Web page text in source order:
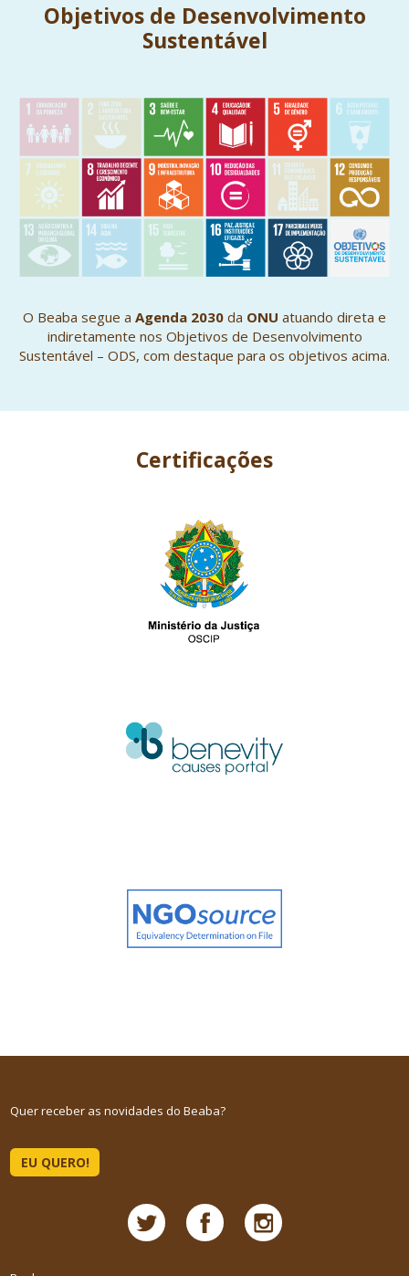
Objetivos de Desenvolvimento
Sustentável
O Beaba segue a Agenda 2030 da ONU atuando direta e
indiretamente nos Objetivos de Desenvolvimento
Sustentável – ODS, com destaque para os objetivos acima.
Certificações
Quer receber as novidades do Beaba?
EU QUERO!